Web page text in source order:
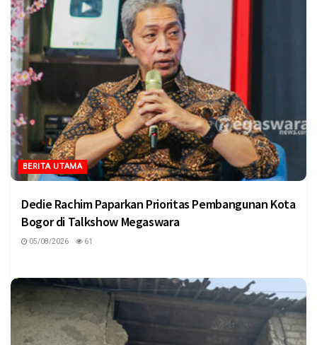
BERITA UTAMA
Dedie Rachim Paparkan Prioritas Pembangunan Kota
Bogor di Talkshow Megaswara
05/08/2026 61